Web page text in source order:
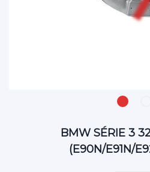
BMW SÉRIE 3
(E90N/E91N/